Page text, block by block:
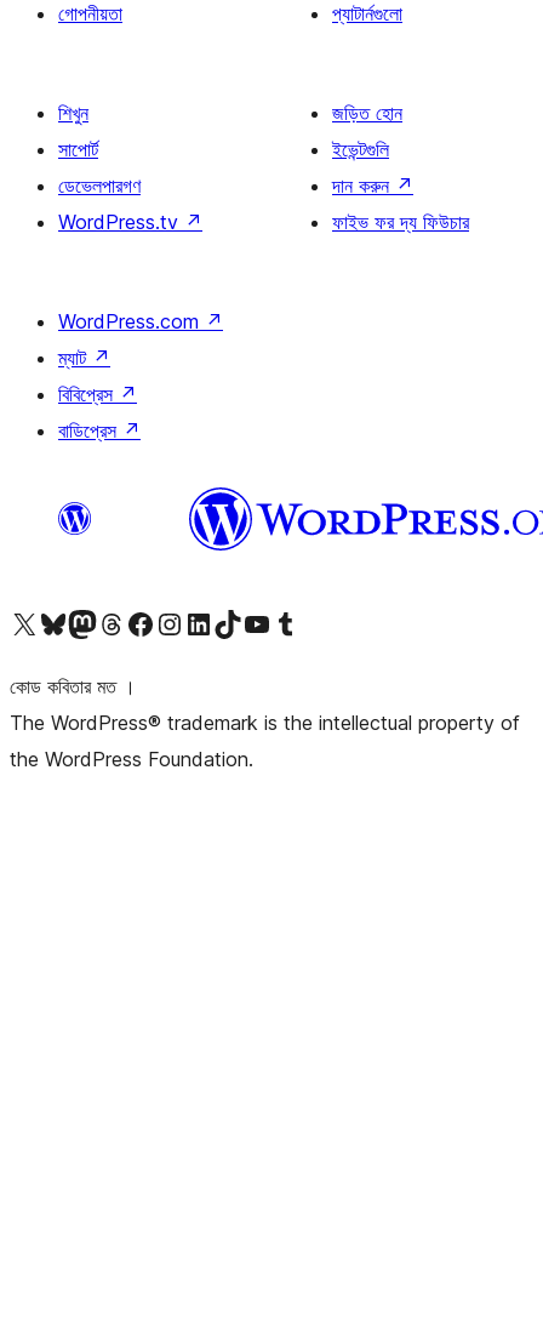
গোপনীয়তা
প্যাটার্নগুলো
শিখুন
সাপোর্ট
ডেভেলপারগণ
WordPress.tv ↗
জড়িত হোন
ইভেন্টগুলি
দান করুন ↗
ফাইভ ফর দ্য ফিউচার
WordPress.com ↗
ম্যাট ↗
বিবিপ্রেস ↗
বাডিপ্রেস ↗
আমাদের X (আগের টুইটার) অ্যাকাউন্টে যানআমাদের Bluesky অ্যাকাউন্টটি দেখুনআমাদের মাস্টোডন অ্যাকাউন্টটি দেখুনআমাদের থ্রেডস অ্যাকাউন্টটি দেখুনআমাদের ফেসবুক পেজ দেখুনআমাদের ইন্সটাগ্রাম অ্যাকাউন্ট দেখুনআমাদের লিঙ্কডইন অ্যাকাউন্টে যানআমাদের TikTok অ্যাকাউন্টটি দেখুনআমাদের ইউটিউব চ্যানেলে যান আমাদের টাম্বলার অ্যাকাউন্ট দেখুন
কোড কবিতার মত ।
The WordPress® trademark is the intellectual property of
the WordPress Foundation.